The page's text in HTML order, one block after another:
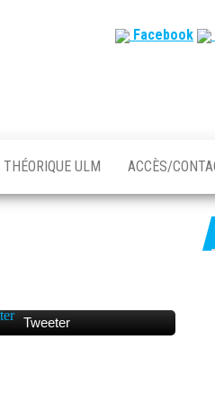
Facebook
ULM ACCÈS/
Tweeter